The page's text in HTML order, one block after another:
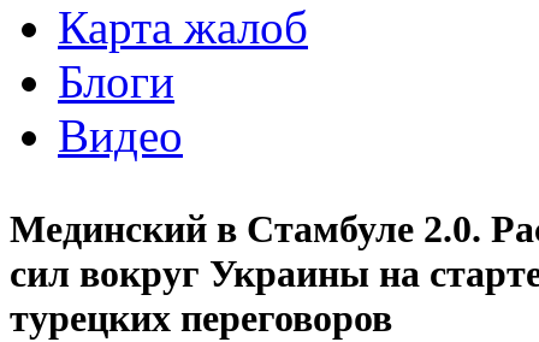
Карта жалоб
Блоги
Видео
Мединский в Стамбуле 2.0.
сил вокруг Украины на
турецких переговоров